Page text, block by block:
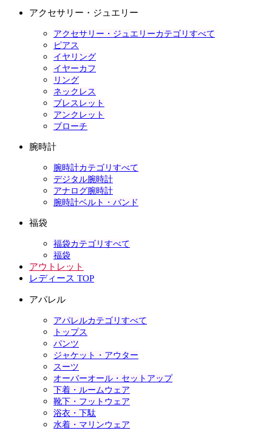
アクセサリー・ジュエリー
アクセサリー・ジュエリーカテゴリすべて
ピアス
イヤリング
イヤーカフ
リング
ネックレス
ブレスレット
アンクレット
ブローチ
腕時計
腕時計カテゴリすべて
デジタル腕時計
アナログ腕時計
腕時計ベルト・バンド
福袋
福袋カテゴリすべて
福袋
アウトレット
レディース TOP
アパレル
アパレルカテゴリすべて
トップス
パンツ
ジャケット・アウター
スーツ
オーバーオール・セットアップ
下着・ルームウェア
靴下・フットウェア
浴衣・下駄
水着・マリンウェア